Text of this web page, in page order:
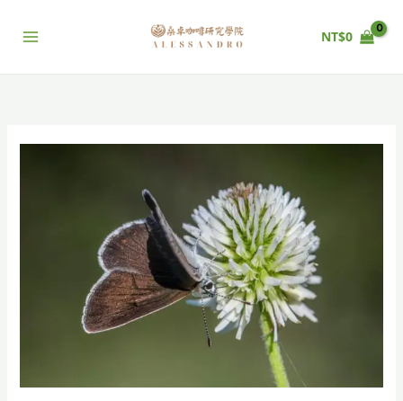
NT$0